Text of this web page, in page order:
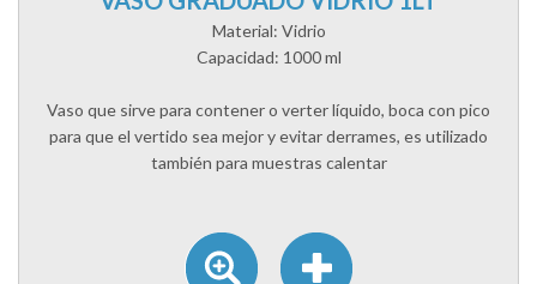
Material: Vidrio
Capacidad: 1000 ml
Vaso que sirve para contener o verter líquido, boca con pico
para que el vertido sea mejor y evitar derrames, es utilizado
también para muestras calentar